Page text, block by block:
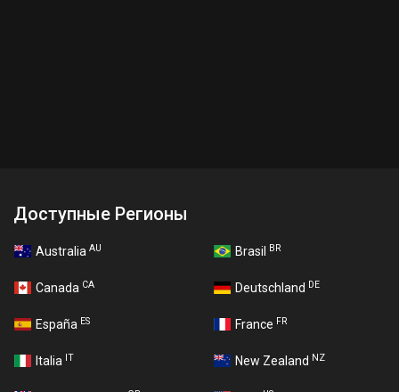
Доступные Регионы
Australia AU Brasil BR
Canada CA Deutschland DE
España ES France FR
Italia IT New Zealand NZ